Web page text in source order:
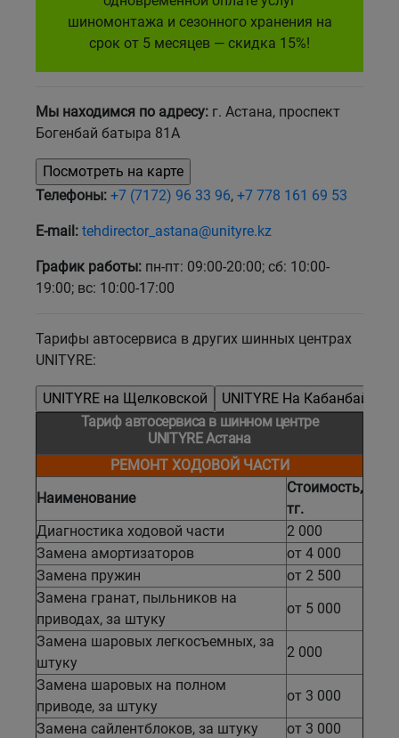
шиномонтажа и сезонного хранения на
срок от 5 месяцев — скидка 15%!
Мы находимся по адресу: г. Астана, проспект
Богенбай батыра 81А
Телефоны: +7 (7172) 96 33 96, +7 778 161 69 53
E-mail: tehdirector_astana@unityre.kz
График работы: пн-пт: 09:00-20:00; сб: 10:00-
19:00; вс: 10:00-17:00
Тарифы автосервиса в других шинных центрах
UNITYRE:
Тариф автосервиса в шинном центре
UNITYRE Астана
РЕМОНТ ХОДОВОЙ ЧАСТИ
Наименование
Стоимость,
тг.
Диагностика ходовой части
2 000
Замена амортизаторов
от 4 000
Замена пружин
от 2 500
Замена гранат, пыльников на
приводах, за штуку
от 5 000
Замена шаровых легкосъемных, за
штуку
2 000
Замена шаровых на полном
приводе, за штуку
от 3 000
Замена сайлентблоков, за штуку
от 3 000
Кокшетау
Костанай
Кызылорда
Павлодар
Семей
Тараз
Темиртау
Шымкент
Экибастуз
Бишкек